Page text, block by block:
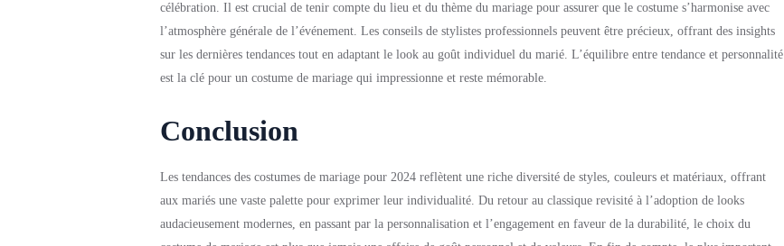
célébration. Il est crucial de tenir compte du lieu et du thème du mariage pour assurer que le costume s’harmonise avec
l’atmosphère générale de l’événement. Les conseils de stylistes professionnels peuvent être précieux, offrant des insights
sur les dernières tendances tout en adaptant le look au goût individuel du marié. L’équilibre entre tendance et personnalité
est la clé pour un costume de mariage qui impressionne et reste mémorable.
Conclusion
Les tendances des costumes de mariage pour 2024 reflètent une riche diversité de styles, couleurs et matériaux, offrant
aux mariés une vaste palette pour exprimer leur individualité. Du retour au classique revisité à l’adoption de looks
audacieusement modernes, en passant par la personnalisation et l’engagement en faveur de la durabilité, le choix du